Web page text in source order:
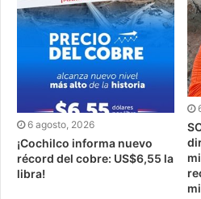
6 agosto, 2026
¡Cochilco informa nuevo
récord del cobre: US$6,55 la
libra!